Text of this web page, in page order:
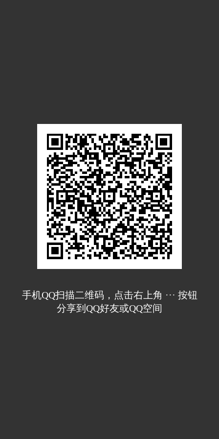
手机QQ扫描二维码，点击右上角 ··· 按钮
分享到QQ好友或QQ空间